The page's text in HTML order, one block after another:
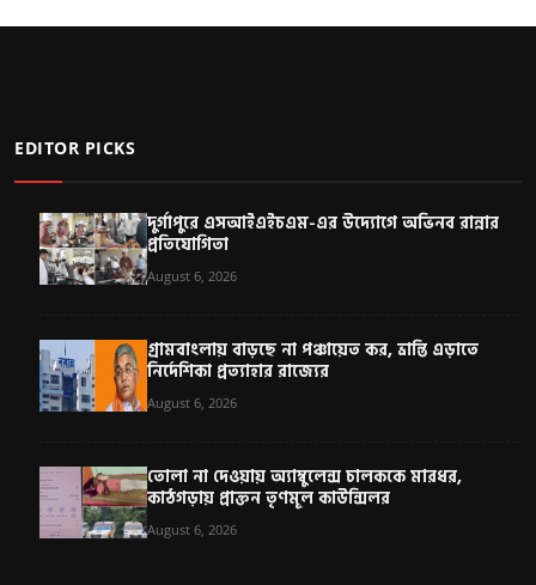
EDITOR PICKS
দুর্গাপুরে এসআইএইচএম-এর উদ্যোগে অভিনব রান্নার
প্রতিযোগিতা
August 6, 2026
গ্রামবাংলায় বাড়ছে না পঞ্চায়েত কর, ভ্রান্তি এড়াতে
নির্দেশিকা প্রত্যাহার রাজ্যের
August 6, 2026
তোলা না দেওয়ায় অ্যাম্বুলেন্স চালককে মারধর,
কাঠগড়ায় প্রাক্তন তৃণমূল কাউন্সিলর
August 6, 2026